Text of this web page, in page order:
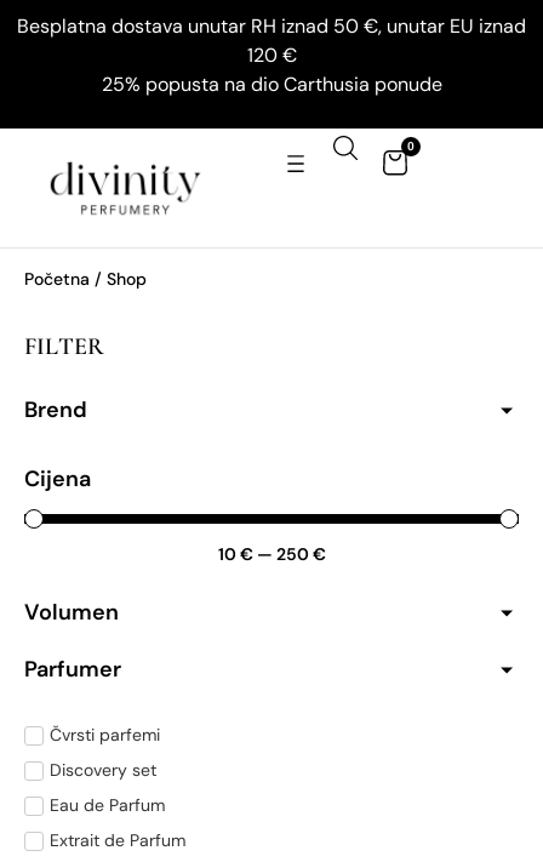
Besplatna dostava unutar RH iznad 50 €, unutar EU iznad
120 €
25% popusta na dio Carthusia ponude
0
Početna / Shop
FILTER
Brend
Cijena
10 €— 250 €
Volumen
Parfumer
Čvrsti parfemi
Discovery set
Eau de Parfum
Extrait de Parfum